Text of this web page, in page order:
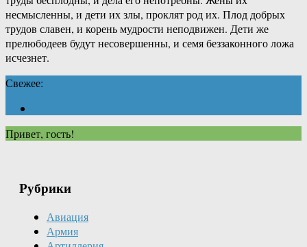
несмысленны, и дети их злы, проклят род их. Плод добрых
трудов славен, и корень мудрости неподвижен. Дети же
прелюбодеев будут несовершенны, и семя беззаконного ложа
исчезнет.
Свежее:
Привет, гость!
Рубрики
Авиация
Армия